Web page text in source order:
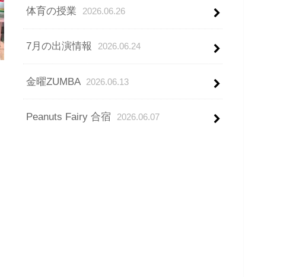
体育の授業 2026.06.26
7月の出演情報 2026.06.24
金曜ZUMBA 2026.06.13
Peanuts Fairy 合宿 2026.06.07